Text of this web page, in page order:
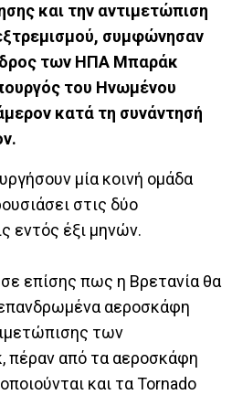
και την αντιμετώπιση
συμφώνησαν
των ΗΠΑ Μπαράκ
του Ηνωμένου
κατά τη συνάντησή
μία κοινή ομάδα
στις δύο
εντός έξι μηνών.
επίσης πως η Βρετανία θα
αεροσκάφη
των
πέραν από τα αεροσκάφη
και τα Tornado